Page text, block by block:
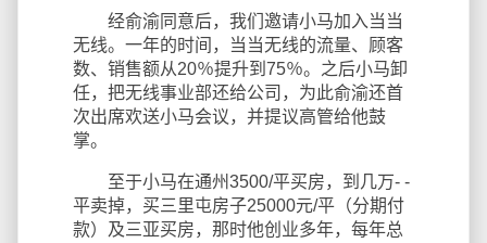
经俞渝同意后，我们邀请小马加入当当
无线。一年的时间，当当无线的流量、顾客
数、销售额从20％提升到75％。之后小马卸
任，把无线事业部还给公司，为此俞渝还首
次出席欢送小马会议，并提议高管给他鼓
掌。
至于小马在通州3500/平买房，到几万- -
平卖掉，买三里屯房子25000元/平（分期付
款）及三亚买房，那时他创业多年，每年总